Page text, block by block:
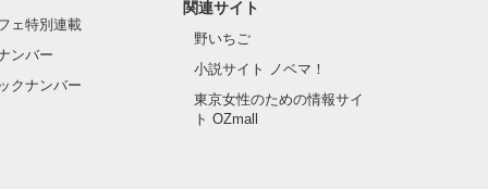
ェ特別連載
ンバー
クナンバー
関連サイト
野いちご
小説サイト ノベマ！
東京女性のための情報サイ
ト OZmall